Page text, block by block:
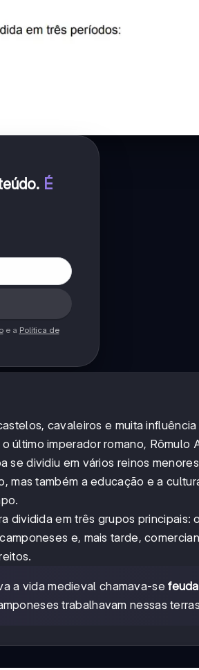
. É
e a Política de
cavaleiros e muita
último imperador romano, Rômulo
se dividiu em vários reinos
mas também a educação e a
dividida em três grupos principais:
e, mais tarde,
a vida medieval chamava-se
trabalhavam nessas